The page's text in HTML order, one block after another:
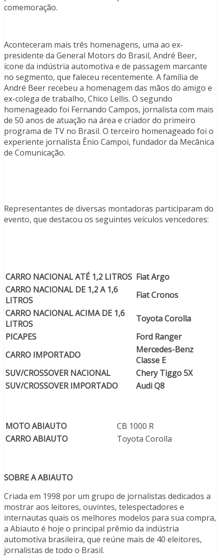
comemoração.
Aconteceram mais três homenagens, uma ao ex-
presidente da General Motors do Brasil, André Beer,
ícone da indústria automotiva e de passagem marcante
no segmento, que faleceu recentemente. A família de
André Beer recebeu a homenagem das mãos do amigo e
ex-colega de trabalho, Chico Lellis. O segundo
homenageado foi Fernando Campos, jornalista com mais
de 50 anos de atuação na área e criador do primeiro
programa de TV no Brasil. O terceiro homenageado foi o
experiente jornalista Ênio Campoi, fundador da Mecânica
de Comunicação.
Representantes de diversas montadoras participaram do
evento, que destacou os seguintes veículos vencedores:
CARRO NACIONAL ATÉ 1,2 LITROS Fiat Argo
CARRO NACIONAL DE 1,2 A 1,6
LITROS
Fiat Cronos
CARRO NACIONAL ACIMA DE 1,6
LITROS
Toyota Corolla
PICAPES
Ford Ranger
CARRO IMPORTADO
Mercedes-Benz
Classe E
SUV/CROSSOVER NACIONAL
Chery Tiggo 5X
SUV/CROSSOVER IMPORTADO
Audi Q8
MOTO ABIAUTO
CB 1000 R
CARRO ABIAUTO
Toyota Corolla
SOBRE A ABIAUTO
Criada em 1998 por um grupo de jornalistas dedicados a
mostrar aos leitores, ouvintes, telespectadores e
internautas quais os melhores modelos para sua compra,
a Abiauto é hoje o principal prêmio da indústria
automotiva brasileira, que reúne mais de 40 eleitores,
jornalistas de todo o Brasil.